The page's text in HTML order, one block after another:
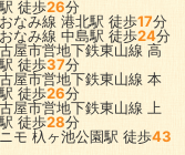
徒歩26分
なみ線 港北駅 徒歩17分
なみ線 中島駅 徒歩24分
屋市営地下鉄東山線 高
徒歩37分
屋市営地下鉄東山線 本
徒歩26分
屋市営地下鉄東山線
上
徒歩28分
モ 杁ヶ池公園駅 徒歩43